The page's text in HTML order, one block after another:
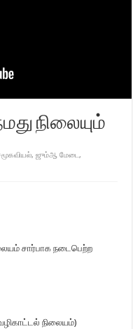
நிலையும்
,ஜும்ஆ மேடை,
சார்பாக நடைபெற்ற
நிலையம்)